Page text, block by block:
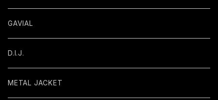
GAVIAL
D.I.J.
METAL JACKET